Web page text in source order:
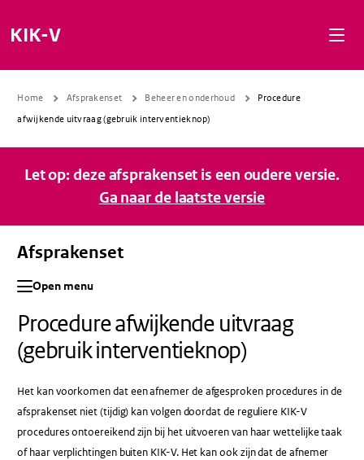
KIK-V
Home Afsprakenset Beheer en onderhoud
Procedure
afwijkende uitvraag (gebruik interventieknop)
Let op: deze afsprakenset is een oudere versie.
Ga naar de laatste versie
Afsprakenset
Open menu
Procedure afwijkende uitvraag
(gebruik interventieknop)
Het kan voorkomen dat een afnemer de afgesproken procedures in de
afsprakenset niet (tijdig) kan volgen doordat de reguliere KIK-V
procedures ontoereikend zijn bij het uitvoeren van haar wettelijke taak
of haar verplichtingen buiten KIK-V. Het kan ook zijn dat de afnemer